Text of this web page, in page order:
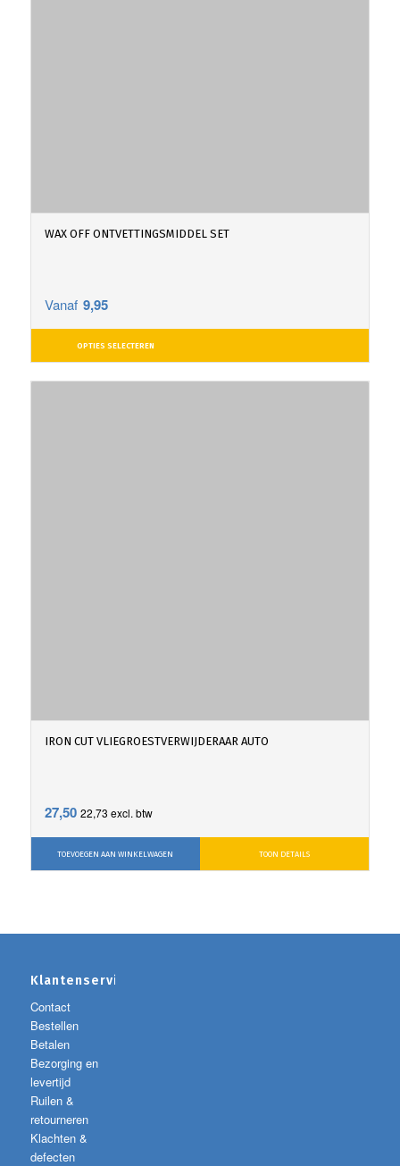
WAX OFF ONTVETTINGSMIDDEL SET
Vanaf 9,95
OPTIES SELECTEREN
IRON CUT VLIEGROESTVERWIJDERAAR AUTO
27,50 22,73 excl. btw
TOEVOEGEN AAN WINKELWAGEN TOON DETAILS
Klantenservice
Contact
Bestellen
Betalen
Bezorging en
levertijd
Ruilen &
retourneren
Klachten &
defecten